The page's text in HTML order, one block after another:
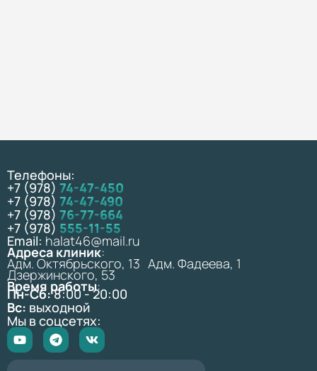
Телефоны:
+7 (978) 74-47-450
+7 (978) 74-47-490
+7 (978) 76-77-664
+7 (978) 555-11-55
Email: halat46@mail.ru
Адреса клиник:
Адм. Октябрьского, 13 Адм. Фадеева, 1
Дзержинского, 53
Время работы:
Пн-Сб:8:00 - 20:00
Вс: выходной
Мы в соцсетях: